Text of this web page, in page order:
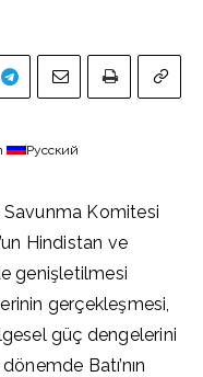
Русский
Savunma Komitesi
Hindistan ve
genişletilmesi
gerçekleşmesi,
güç dengelerini
Batı’nın